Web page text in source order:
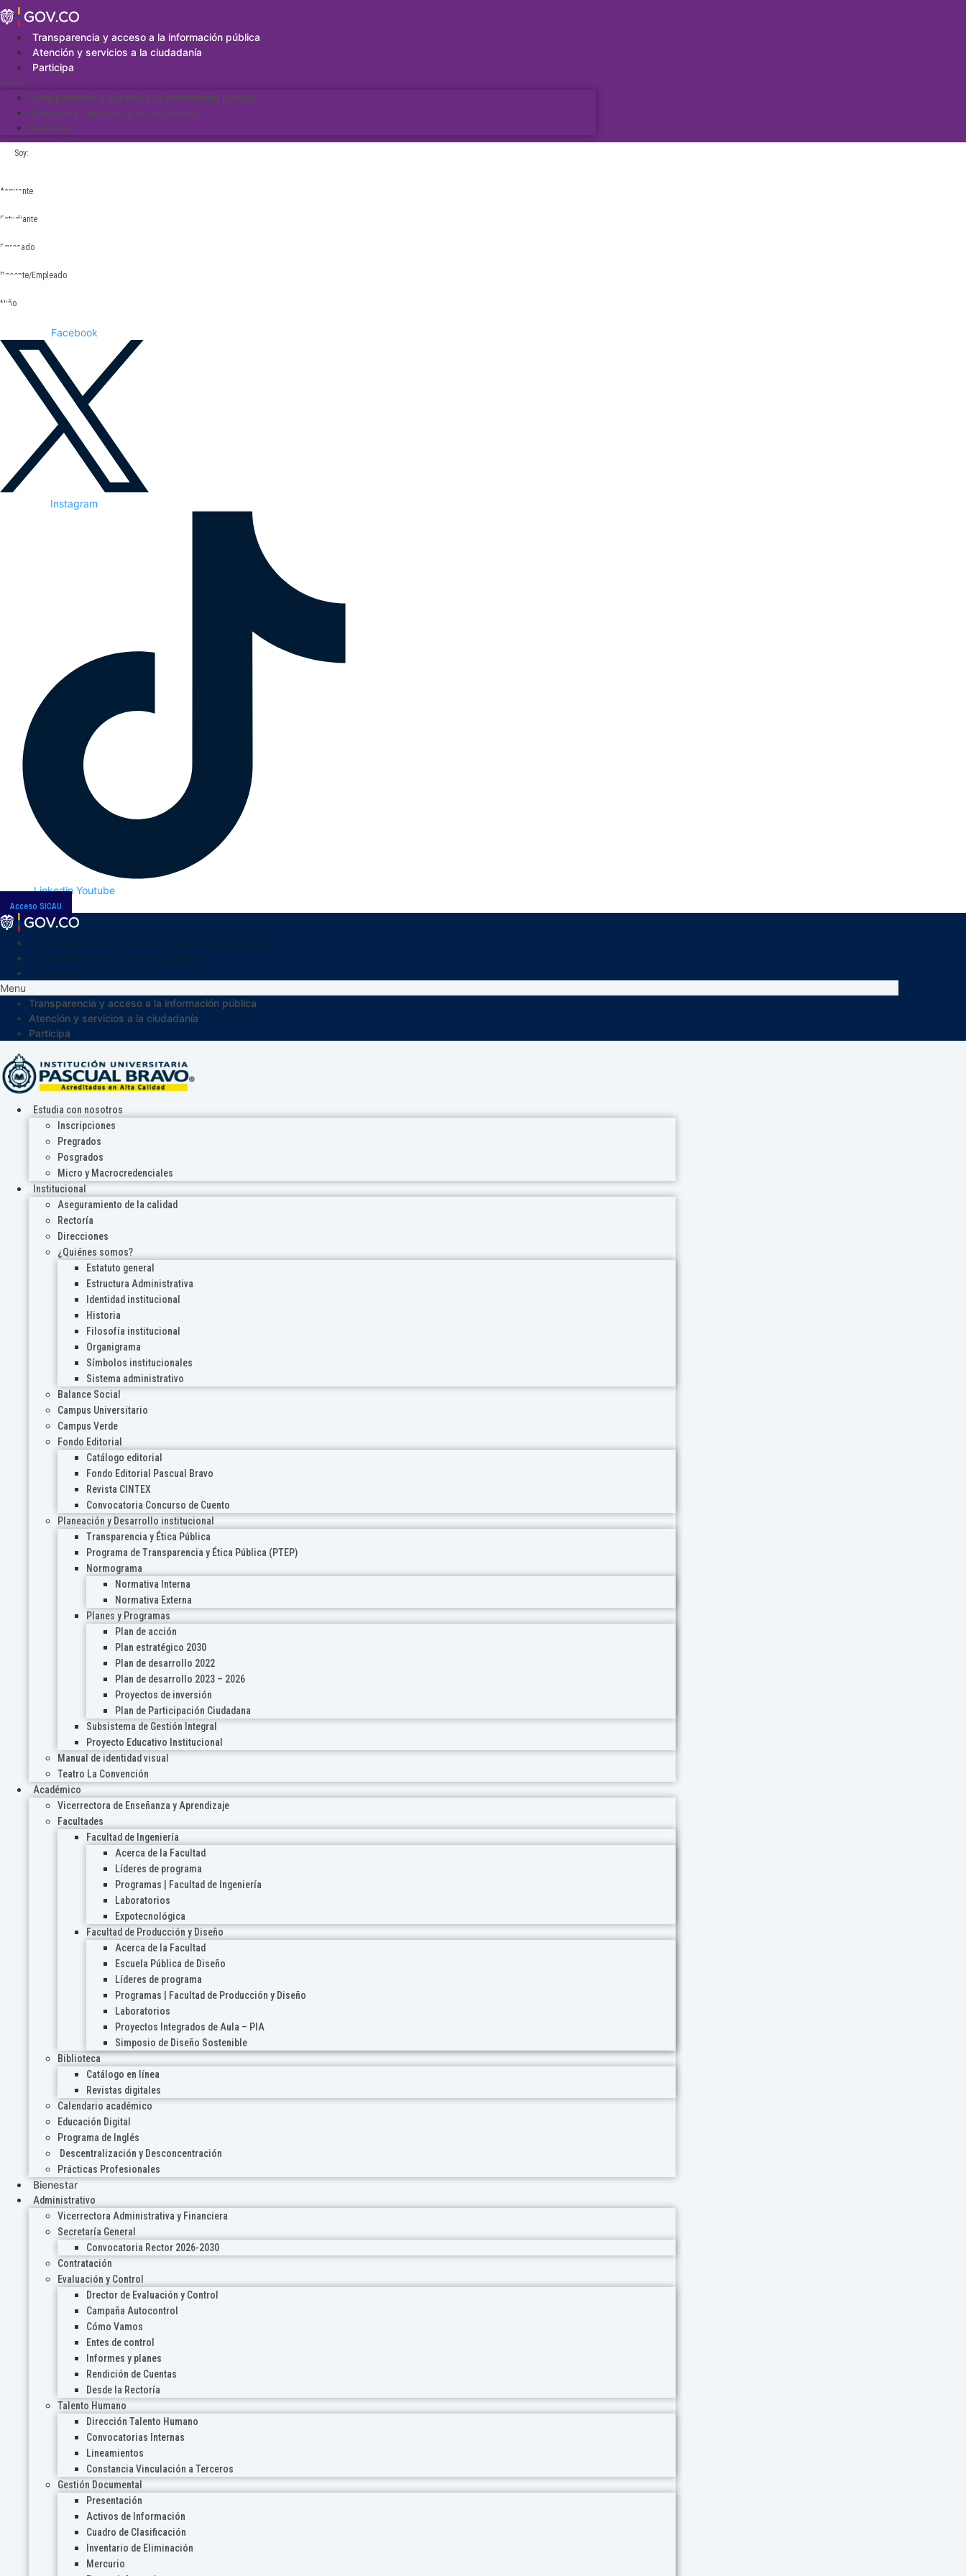
Saltar
al
contenidoTransparencia y acceso a la información pública
Atención y servicios a la ciudadanía
Participa
Menu
Transparencia y acceso a la información pública
Atención y servicios a la ciudadanía
Participa
Soy:
Aspirante
Estudiante
Egresado
Docente/Empleado
Niño
Facebook
Instagram
Linkedin Youtube
Acceso SICAU
Menu
Transparencia y acceso a la información pública
Atención y servicios a la ciudadanía
Participa
Estudia con nosotros
Inscripciones
Pregrados
Posgrados
Micro y Macrocredenciales
Institucional
Aseguramiento de la calidad
Rectoría
Direcciones
¿Quiénes somos?
Estatuto general
Estructura Administrativa
Identidad institucional
Historia
Filosofía institucional
Organigrama
Símbolos institucionales
Sistema administrativo
Balance Social
Campus Universitario
Campus Verde
Fondo Editorial
Catálogo editorial
Fondo Editorial Pascual Bravo
Revista CINTEX
Convocatoria Concurso de Cuento
Planeación y Desarrollo institucional
Transparencia y Ética Pública
Programa de Transparencia y Ética Pública (PTEP)
Normograma
Normativa Interna
Normativa Externa
Planes y Programas
Plan de acción
Plan estratégico 2030
Plan de desarrollo 2022
Plan de desarrollo 2023 – 2026
Proyectos de inversión
Plan de Participación Ciudadana
Subsistema de Gestión Integral
Proyecto Educativo Institucional
Manual de identidad visual
Teatro La Convención
Académico
Vicerrectora de Enseñanza y Aprendizaje
Facultades
Facultad de Ingeniería
Acerca de la Facultad
Líderes de programa
Programas | Facultad de Ingeniería
Laboratorios
Expotecnológica
Facultad de Producción y Diseño
Acerca de la Facultad
Escuela Pública de Diseño
Líderes de programa
Programas | Facultad de Producción y Diseño
Laboratorios
Proyectos Integrados de Aula – PIA
Simposio de Diseño Sostenible
Biblioteca
Catálogo en línea
Revistas digitales
Calendario académico
Educación Digital
Programa de Inglés
Descentralización y Desconcentración
Prácticas Profesionales
Bienestar
Administrativo
Vicerrectora Administrativa y Financiera
Secretaría General
Convocatoria Rector 2026-2030
Contratación
Evaluación y Control
Drector de Evaluación y Control
Campaña Autocontrol
Cómo Vamos
Entes de control
Informes y planes
Rendición de Cuentas
Desde la Rectoría
Talento Humano
Dirección Talento Humano
Convocatorias Internas
Lineamientos
Constancia Vinculación a Terceros
Gestión Documental
Presentación
Activos de Información
Cuadro de Clasificación
Inventario de Eliminación
Mercurio